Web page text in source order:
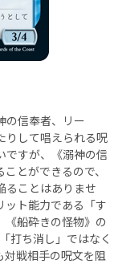
の信奉者、リー
りして唱えられる呪
ですが、《溺神の信
とができるので、
ることはありませ
ット能力である「す
《船砕きの怪物》の
打ち消し」ではなく
対戦相手の呪文を阻